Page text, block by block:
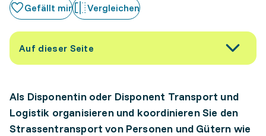
Gefällt mir Vergleichen
Auf dieser Seite
Als Disponentin oder Disponent Transport und
Logistik organisieren und koordinieren Sie den
Strassentransport von Personen und Gütern wie